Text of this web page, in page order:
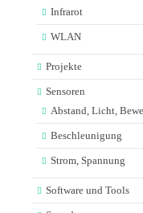
Infrarot
WLAN
Projekte
Sensoren
Abstand, Licht,
Beschleunigung
Strom, Spannung
Software und Tools